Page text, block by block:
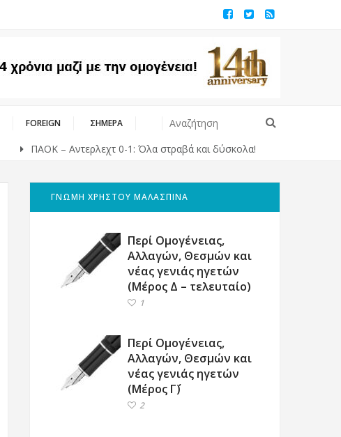
FOREIGN ΣΗΜΕΡΑ
ΠΑΟΚ – Αντερλεχτ 0-1: Όλα στραβά και δύσκολα!
ΓΝΩΜΗ ΧΡΗΣΤΟΥ ΜΑΛΑΣΠΙΝΑ
Περί Ομογένειας,
Αλλαγών, Θεσμών και
νέας γενιάς ηγετών
(Μέρος Δ – τελευταίο)
1
Περί Ομογένειας,
Αλλαγών, Θεσμών και
νέας γενιάς ηγετών
(Μέρος Γ΄)
2